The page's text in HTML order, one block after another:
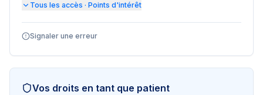
Tous les accès · Points d'intérêt
Signaler une erreur
Vos droits en tant que patient